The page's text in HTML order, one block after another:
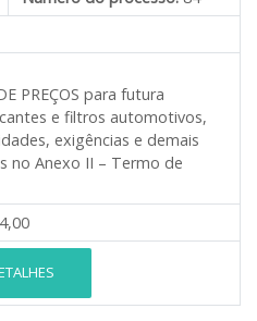
PREÇOS para futura
e filtros automotivos,
exigências e demais
no Anexo II – Termo de